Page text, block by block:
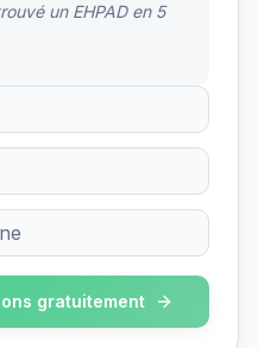
un EHPAD en 5
gratuitement